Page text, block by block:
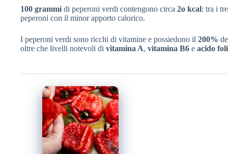
100 grammi di peperoni verdi contengono circa 2o kcal: tra i
peperoni con il minor apporto calorico.
I peperoni verdi sono ricchi di vitamine e possiedono il 200%
oltre che livelli notevoli di vitamina A, vitamina B6 e acido